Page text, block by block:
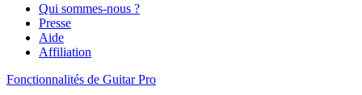
Qui sommes-nous ?
Presse
Aide
Affiliation
Fonctionnalités de Guitar Pro